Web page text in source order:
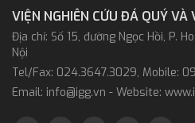
VIỆN NGHIÊN CỨU ĐÁ QUÝ VÀ
Địa chỉ: Số 15, đường Ngọc Hồi, P.
Nội
Tel/Fax: 024.3647.3029, Mobile:
Email: info@igg.vn - Website: